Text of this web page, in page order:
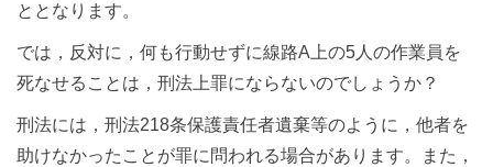
ととなります。
では，反対に，何も行動せずに線路A上の5人の作業員を
死なせることは，刑法上罪にならないのでしょうか？
刑法には，刑法218条保護責任者遺棄等のように，他者を
助けなかったことが罪に問われる場合があります。また，